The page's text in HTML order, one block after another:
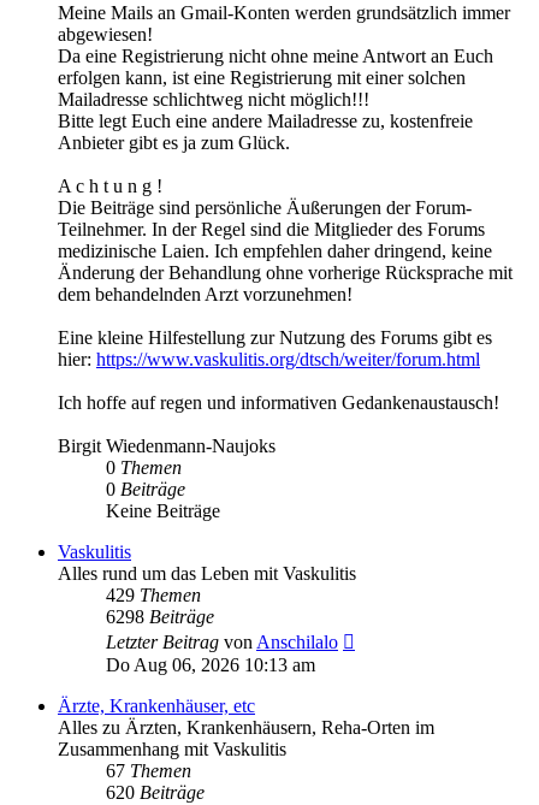
Meine Mails an Gmail-Konten werden grundsätzlich immer
abgewiesen!
Da eine Registrierung nicht ohne meine Antwort an Euch
erfolgen kann, ist eine Registrierung mit einer solchen
Mailadresse schlichtweg nicht möglich!!!
Bitte legt Euch eine andere Mailadresse zu, kostenfreie
Anbieter gibt es ja zum Glück.
A c h t u n g !
Die Beiträge sind persönliche Äußerungen der Forum-
Teilnehmer. In der Regel sind die Mitglieder des Forums
medizinische Laien. Ich empfehlen daher dringend, keine
Änderung der Behandlung ohne vorherige Rücksprache mit
dem behandelnden Arzt vorzunehmen!
Eine kleine Hilfestellung zur Nutzung des Forums gibt es
hier: https://www.vaskulitis.org/dtsch/weiter/forum.html
Ich hoffe auf regen und informativen Gedankenaustausch!
Birgit Wiedenmann-Naujoks
0 Themen
0 Beiträge
Keine Beiträge
Vaskulitis
Alles rund um das Leben mit Vaskulitis
429 Themen
6298 Beiträge
Letzter Beitrag von Anschilalo
Do Aug 06, 2026 10:13 am
Ärzte, Krankenhäuser, etc
Alles zu Ärzten, Krankenhäusern, Reha-Orten im
Zusammenhang mit Vaskulitis
67 Themen
620 Beiträge